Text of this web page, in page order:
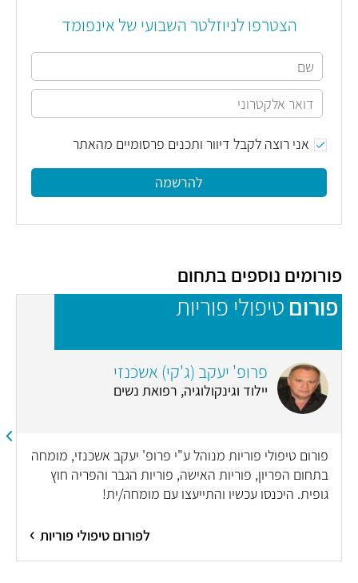
הצטרפו לניוזלטר השבועי של אינפומד
אני רוצה לקבל דיוור ותכנים פרסומיים מהאתר
להרשמה
פורומים נוספים בתחום
פורום טיפולי פוריות
פרופ' יעקב (ג'קי) אשכנזי
יילוד וגינקולוגיה, רפואת נשים
פורום טיפולי פוריות מנוהל ע"י פרופ' יעקב אשכנזי, מומחה
בתחום הפריון, פוריות האישה, פוריות הגבר והפריה חוץ
גופית. היכנסו עכשיו והתייעצו עם מומחה/ית!
לפורום טיפולי פוריות